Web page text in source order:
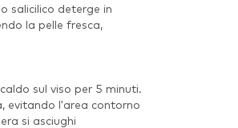
salicilico deterge in
la pelle fresca,
sul viso per 5 minuti.
evitando l'area contorno
si asciughi